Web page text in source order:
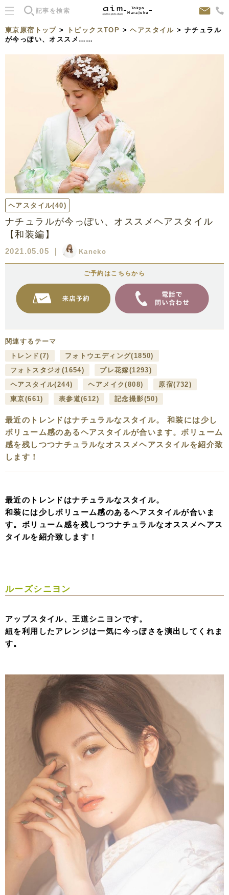
Tokyo
Harajuku
東京原宿トップ > トピックスTOP >ヘアスタイル > ナチュラル
が今っぽい、オススメ……
ヘアスタイル(40)
ナチュラルが今っぽい、オススメヘアスタイル
【和装編】
2021.05.05 Kaneko
ご予約はこちらから
関連するテーマ
トレンド (7) フォトウエディング(1850)
フォトスタジオ (1654) プレ花嫁(1293)
ヘアスタイル(244) ヘアメイク(808) 原宿(732)
東京(661) 表参道(612) 記念撮影(50)
最近のトレンドはナチュラルなスタイル。 和装には少し
ボリューム感のあるヘアスタイルが合います。ボリューム
感を残しつつナチュラルなオススメヘアスタイルを紹介致
します！
最近のトレンドはナチュラルなスタイル。
和装には少しボリューム感のあるヘアスタイルが合いま
す。ボリューム感を残しつつナチュラルなオススメヘアス
タイルを紹介致します！
ルーズシニヨン
アップスタイル、王道シニヨンです。
紐を利用したアレンジは一気に今っぽさを演出してくれま
す。